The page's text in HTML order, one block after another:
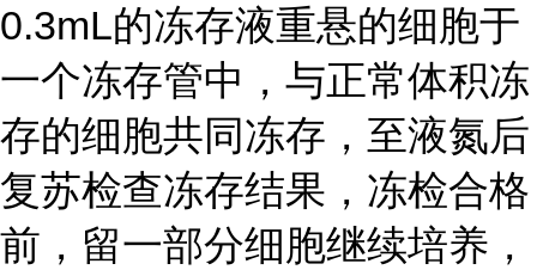
0.3mL的冻存液重悬的细胞于
一个冻存管中，与正常体积冻
存的细胞共同冻存，至液氮后
复苏检查冻存结果，冻检合格
前，留一部分细胞继续培养，